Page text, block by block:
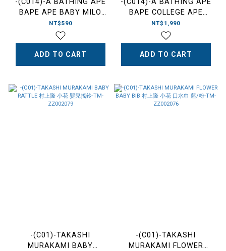
BAPE APE BABY MILO
KEYCHAIN 猿人頭 橡膠 鑰
匙圈 咖啡色-2L20182007
NT$590
ADD TO CART
BAPE COLLEGE APE
HEAD PULLOVER HOODIE
KEYCHAIN 猿人頭 帽T 鑰
匙圈 吊飾 馬卡龍色 粉/藍/
黃-1L30282004
NT$1,990
ADD TO CART
-(C01)-TAKASHI
MURAKAMI BABY
-(C01)-TAKASHI
MURAKAMI FLOWER